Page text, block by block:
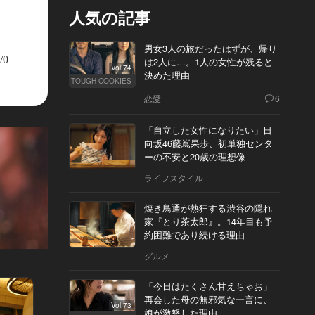
0
人気の記事
Vol.74
TOUGH COOKIES
男女3人の旅だったはずが、帰り
は2人に…。1人の女性が残ると
決めた理由
恋愛 6
「自立した女性になりたい」日
向坂46藤嶌果歩、初単独センタ
ーの不安と20歳の理想像
ライフスタイル
焼き鳥通が熱狂する渋谷の隠れ
家『とり茶太郎』。14年目も予
約困難であり続ける理由
グルメ
Vol.73
「今日はたくさん甘えちゃお」
再会した母の無邪気な一言に、